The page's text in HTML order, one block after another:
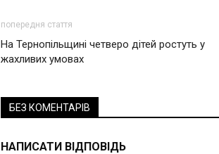
попередня стаття
На Тернопільщині четверо дітей ростуть у
жахливих умовах
БЕЗ КОМЕНТАРІВ
НАПИСАТИ ВІДПОВІДЬ